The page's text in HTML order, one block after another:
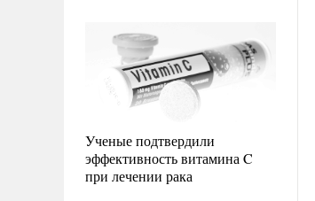
Ученые подтвердили
эффективность витамина C
при лечении рака